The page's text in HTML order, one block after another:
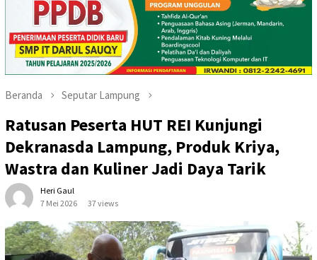
Beranda Seputar Lampung
Ratusan Peserta HUT REI Kunjungi
Dekranasda Lampung, Produk Kriya,
Wastra dan Kuliner Jadi Daya Tarik
Heri Gaul
7 Mei 2026
37 views